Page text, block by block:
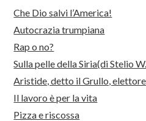
Che Dio salvi l’America!
Autocrazia trumpiana
Rap o no?
Sulla pelle della Siria(di Stelio
Aristide, detto il Grullo,
Il lavoro è per la vita
Pizza e riscossa